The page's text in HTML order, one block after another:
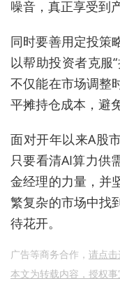
噪音，真正享受到
同时要善用定投策
以帮助投资者克服
不仅能在市场调整
平摊持仓成本，避
面对开年以来A股
只要看清AI算力供
金经理的力量，并
繁复杂的市场中找
待花开。
广告等商务合作， 请点击
本文为转载内容，授权事